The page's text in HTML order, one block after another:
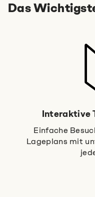
Das
Interaktive
Einfache
Lageplans mit